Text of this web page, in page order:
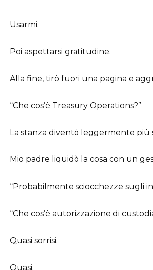
Usarmi.
Poi aspettarsi gratitudine.
Alla fine, tirò fuori una pagina e
“Che cos’è Treasury Operations?”
La stanza diventò leggermente più
Mio padre liquidò la cosa con un
“Probabilmente sciocchezze sugli
“Che cos’è autorizzazione di
Quasi sorrisi.
Quasi.